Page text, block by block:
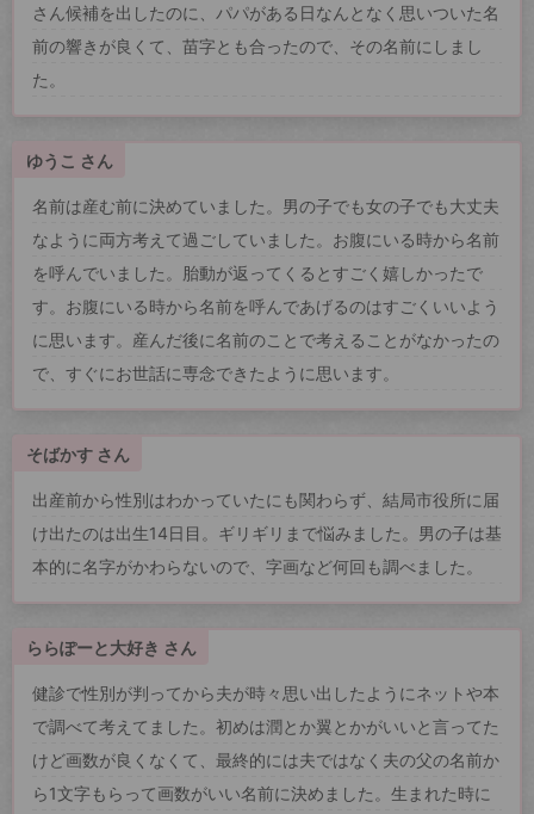
さん候補を出したのに、パパがある日なんとなく思いついた名
前の響きが良くて、苗字とも合ったので、その名前にしまし
た。
ゆうこ さん
名前は産む前に決めていました。男の子でも女の子でも大丈夫
なように両方考えて過ごしていました。お腹にいる時から名前
を呼んでいました。胎動が返ってくるとすごく嬉しかったで
す。お腹にいる時から名前を呼んであげるのはすごくいいよう
に思います。産んだ後に名前のことで考えることがなかったの
で、すぐにお世話に専念できたように思います。
そばかす さん
出産前から性別はわかっていたにも関わらず、結局市役所に届
け出たのは出生14日目。ギリギリまで悩みました。男の子は基
本的に名字がかわらないので、字画など何回も調べました。
ららぽーと大好き さん
健診で性別が判ってから夫が時々思い出したようにネットや本
で調べて考えてました。初めは潤とか翼とかがいいと言ってた
けど画数が良くなくて、最終的には夫ではなく夫の父の名前か
ら1文字もらって画数がいい名前に決めました。生まれた時に